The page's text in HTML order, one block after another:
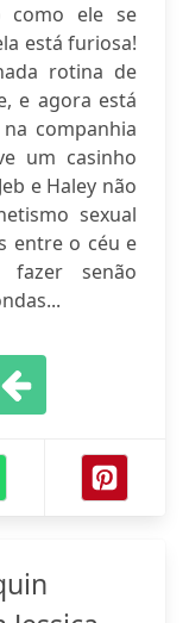
como ele se
está furiosa!
rotina de
e agora está
companhia
um casinho
e Haley não
sexual
entre o céu e
senão